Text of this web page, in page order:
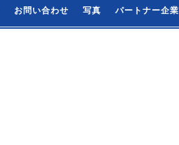
お問い合わせ 写真 パートナー企業